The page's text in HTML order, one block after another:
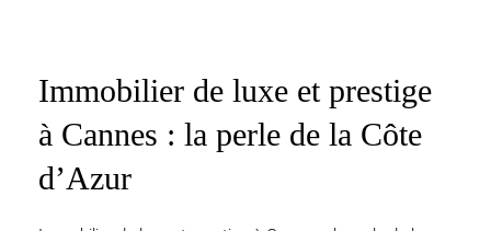
Immobilier de luxe et prestige
à Cannes : la perle de la Côte
d’Azur